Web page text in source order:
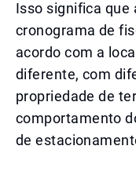
Isso significa que
cronograma de
acordo com a
diferente, com
propriedade de
comportamento
de